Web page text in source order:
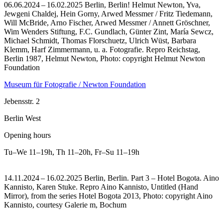
06.06.2024 – 16.02.2025 Berlin, Berlin! Helmut Newton, Yva,
Jewgeni Chaldej, Hein Gorny, Arwed Messmer / Fritz Tiedemann,
Will McBride, Arno Fischer, Arwed Messmer / Annett Gröschner,
Wim Wenders Stiftung, F.C. Gundlach, Günter Zint, María Sewcz,
Michael Schmidt, Thomas Florschuetz, Ulrich Wüst, Barbara
Klemm, Harf Zimmermann, u. a. Fotografie. Repro Reichstag,
Berlin 1987, Helmut Newton, Photo: copyright Helmut Newton
Foundation
Museum für Fotografie / Newton Foundation
Jebensstr. 2
Berlin West
Opening hours
Tu–We 11–19h, Th 11–20h, Fr–Su 11–19h
14.11.2024 – 16.02.2025 Berlin, Berlin. Part 3 – Hotel Bogota. Aino
Kannisto, Karen Stuke. Repro Aino Kannisto, Untitled (Hand
Mirror), from the series Hotel Bogota 2013, Photo: copyright Aino
Kannisto, courtesy Galerie m, Bochum